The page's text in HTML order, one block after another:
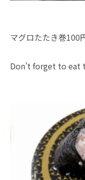
マグロたたき巻100
Don’t forget to eat